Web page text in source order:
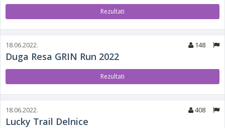
Rezultati
18.06.2022. 148
Duga Resa GRIN Run 2022
Rezultati
18.06.2022. 408
Lucky Trail Delnice